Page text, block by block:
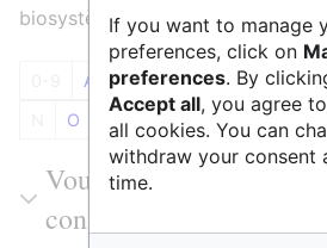
biosystèmes
A B C D E F G
O R S V
Vous pouvez filtrer les
consulter l'ensemble du
If you want to manage
preferences, click on
preferences. By
Accept all, you agree
all cookies. You can
withdraw your consent
time.